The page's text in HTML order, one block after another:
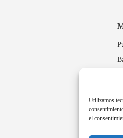
Utilizamos
el